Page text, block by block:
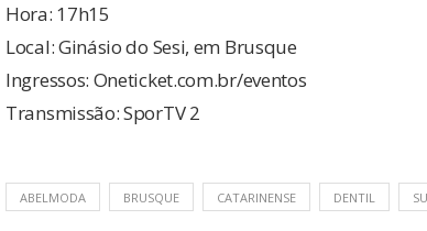
Hora: 17h15
Local: Ginásio do Sesi, em Brusque
Ingressos: Oneticket.com.br/eventos
Transmissão: SporTV 2
ABELMODA BRUSQUE CATARINENSE DENTIL